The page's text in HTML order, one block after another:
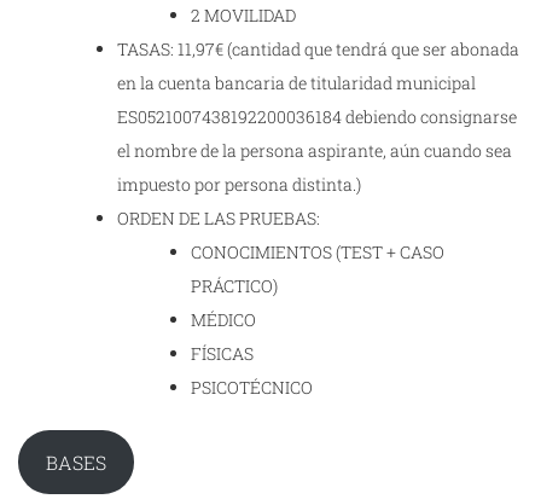
2 MOVILIDAD
TASAS: 11,97€ (cantidad que tendrá que ser abonada
en la cuenta bancaria de titularidad municipal
ES0521007438192200036184 debiendo consignarse
el nombre de la persona aspirante, aún cuando sea
impuesto por persona distinta.)
ORDEN DE LAS PRUEBAS:
CONOCIMIENTOS (TEST + CASO
PRÁCTICO)
MÉDICO
FÍSICAS
PSICOTÉCNICO
BASES